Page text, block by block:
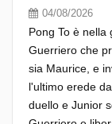
04/08/2026
Pong To è nella
Guerriero che
sia Maurice, e
l'ultimo erede
duello e Junior